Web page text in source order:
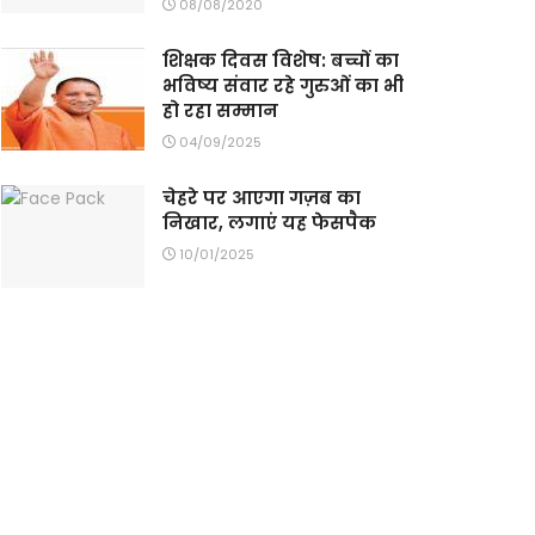
08/08/2020
शिक्षक दिवस विशेष: बच्चों का
भविष्य संवार रहे गुरुओं का भी
हो रहा सम्मान
04/09/2025
चेहरे पर आएगा गज़ब का
निखार, लगाएं यह फेसपैक
10/01/2025